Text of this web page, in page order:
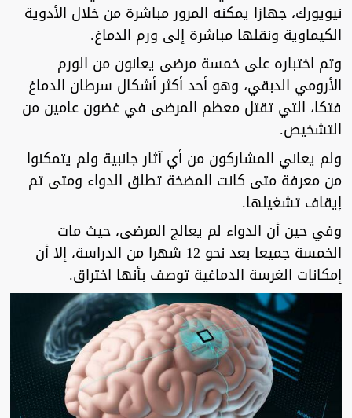
نيويورك، جهازا يمكنه المرور مباشرة من خلال الأدوية
الكيماوية ونقلها مباشرة إلى ورم الدماغ.
وتم اختباره على خمسة مرضى يعانون من الورم
الأرومي الدبقي، وهو أحد أكثر أشكال سرطان الدماغ
فتكا، التي تقتل معظم المرضى في غضون عامين من
التشخيص.
ولم يعاني المشاركون من أي آثار جانبية ولم يتمكنوا
من معرفة متى كانت المضخة تطلق الدواء ومتى تم
إيقاف تشغيلها.
وفي حين أن الدواء لم يعالج المرضى، حيث مات
الخمسة جميعا بعد نحو 12 شهرا من الدراسة، إلا أن
إمكانات الغرسة الدماغية توصف بأنها اختراق.